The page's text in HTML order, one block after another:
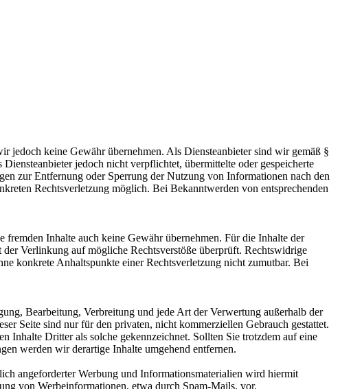
keine Gewähr übernehmen. Als Diensteanbieter sind wir gemäß §
jedoch nicht verpflichtet, übermittelte oder gespeicherte
zur Entfernung oder Sperrung der Nutzung von Informationen nach den
Rechtsverletzung möglich. Bei Bekanntwerden von entsprechenden
Inhalte auch keine Gewähr übernehmen. Für die Inhalte der
Verlinkung auf mögliche Rechtsverstöße überprüft. Rechtswidrige
konkrete Anhaltspunkte einer Rechtsverletzung nicht zumutbar. Bei
Bearbeitung, Verbreitung und jede Art der Verwertung außerhalb der
Seite sind nur für den privaten, nicht kommerziellen Gebrauch gestattet.
Inhalte Dritter als solche gekennzeichnet. Sollten Sie trotzdem auf eine
werden wir derartige Inhalte umgehend entfernen.
angeforderter Werbung und Informationsmaterialien wird hiermit
von Werbeinformationen, etwa durch Spam-Mails, vor.